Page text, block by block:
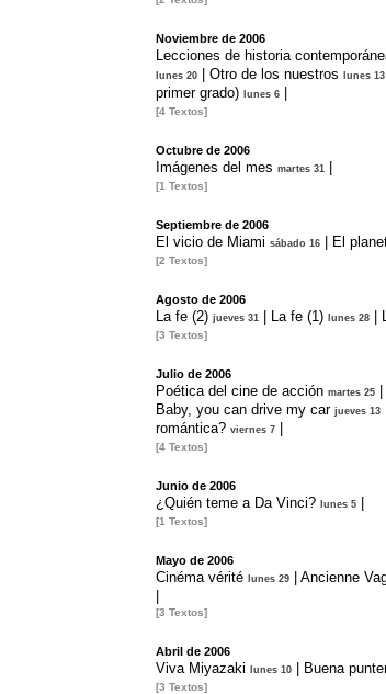
Noviembre de 2006
Lecciones de historia
lunes 20 Otro de los nuestros lunes 13
primer grado)
lunes 6
[4 Textos]
Octubre de 2006
Imágenes del mes martes 31
[1 Textos]
Septiembre de 2006
El vicio de Miami sábado 16 El
[2 Textos]
Agosto de 2006
La fe (2) jueves 31 La fe (1) lunes 28
[3 Textos]
Julio de 2006
Poética del cine de acción martes 25
Baby, you can drive my car jueves 13
romántica? viernes 7
[4 Textos]
Junio de 2006
¿Quién teme a Da Vinci? lunes 5
[1 Textos]
Mayo de 2006
Cinéma vérité lunes 29 Ancienne
[3 Textos]
Abril de 2006
Viva Miyazaki lunes 10 Buena
[3 Textos]